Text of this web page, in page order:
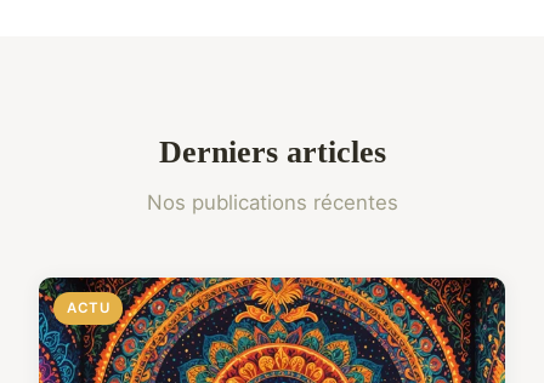
Derniers articles
Nos publications récentes
ACTU